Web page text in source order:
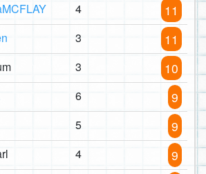
4 11
3 11
3 10
6 9
5 9
4 9